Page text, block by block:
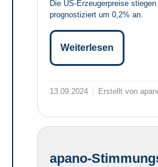
Die US-Erzeugerpreise
prognostiziert um 0,2% an.
Weiterlesen
13.09.2024 Erstellt von
apano-